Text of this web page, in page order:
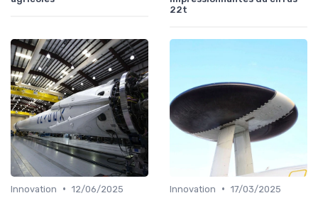
22t
Innovation • 12/06/2025
Innovation • 17/03/2025